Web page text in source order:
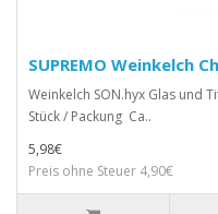
SUPREMO Weinkelch
Weinkelch SON.hyx Glas und
Stück / Packung Ca..
5,98€
Preis ohne Steuer 4,90€